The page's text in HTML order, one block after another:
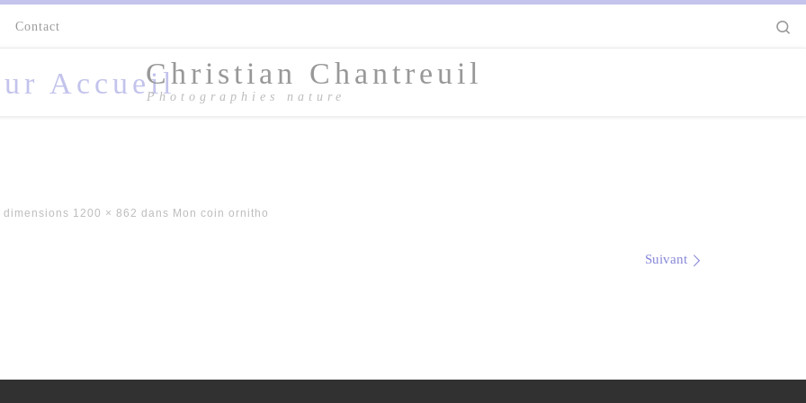
Contact
Christian Chantreuil
Photographies nature
dimensions 1200 × 862 dans Mon coin ornitho
Suivant